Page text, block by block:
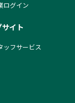
ログイン
イト
ッフサービス